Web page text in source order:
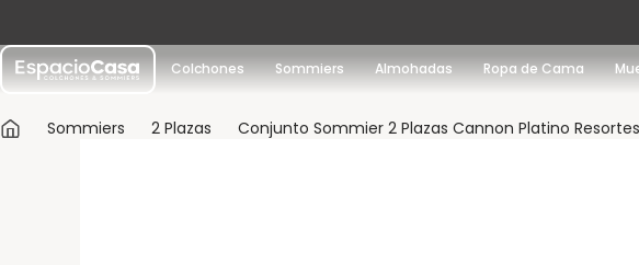
Colchones Sommiers Almohadas Ropa de Cama
Sommiers 2 Plazas Conjunto Sommier 2 Plazas Cannon Platino Resortes